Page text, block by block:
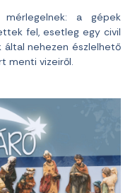
a gépek
fel, esetleg egy civil
által nehezen észlelhető
menti vizeiről.